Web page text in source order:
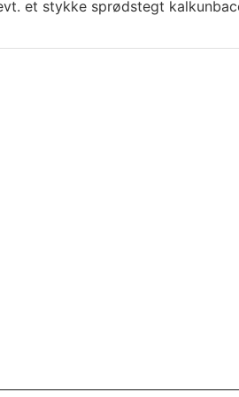
et stykke sprødstegt